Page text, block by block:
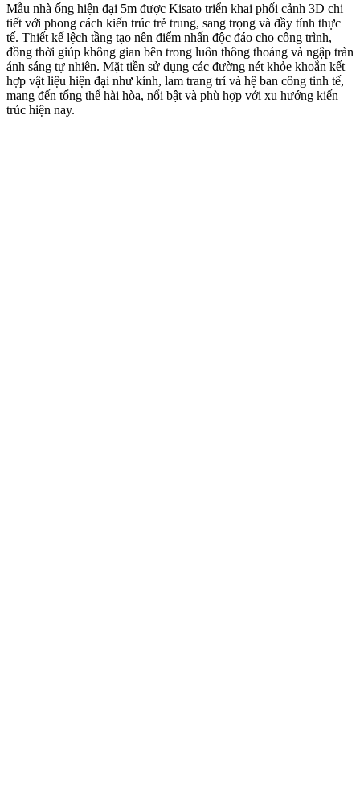
Mẫu nhà ống hiện đại 5m được Kisato triển khai phối cảnh 3D chi
tiết với phong cách kiến trúc trẻ trung, sang trọng và đầy tính thực
tế. Thiết kế lệch tầng tạo nên điểm nhấn độc đáo cho công trình,
đồng thời giúp không gian bên trong luôn thông thoáng và ngập tràn
ánh sáng tự nhiên. Mặt tiền sử dụng các đường nét khỏe khoắn kết
hợp vật liệu hiện đại như kính, lam trang trí và hệ ban công tinh tế,
mang đến tổng thể hài hòa, nổi bật và phù hợp với xu hướng kiến
trúc hiện nay.